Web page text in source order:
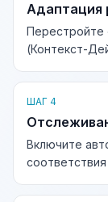
Адаптация
Перестройте
(Контекст-
ШАГ 4
Включите